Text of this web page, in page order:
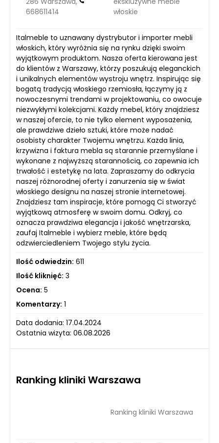
668611414
włoskie
Italmeble to uznawany dystrybutor i importer mebli
włoskich, który wyróżnia się na rynku dzięki swoim
wyjątkowym produktom. Nasza oferta kierowana jest
do klientów z Warszawy, którzy poszukują eleganckich
i unikalnych elementów wystroju wnętrz. Inspirując się
bogatą tradycją włoskiego rzemiosła, łączymy ją z
nowoczesnymi trendami w projektowaniu, co owocuje
niezwykłymi kolekcjami. Każdy mebel, który znajdziesz
w naszej ofercie, to nie tylko element wyposażenia,
ale prawdziwe dzieło sztuki, które może nadać
osobisty charakter Twojemu wnętrzu. Każda linia,
krzywizna i faktura mebla są starannie przemyślane i
wykonane z najwyższą starannością, co zapewnia ich
trwałość i estetykę na lata. Zapraszamy do odkrycia
naszej różnorodnej oferty i zanurzenia się w świat
włoskiego designu na naszej stronie internetowej.
Znajdziesz tam inspiracje, które pomogą Ci stworzyć
wyjątkową atmosferę w swoim domu. Odkryj, co
oznacza prawdziwa elegancja i jakość wnętrzarska,
zaufaj Italmeble i wybierz meble, które będą
odzwierciedleniem Twojego stylu życia.
Ilość odwiedzin: 611
Ilość kliknięć: 3
Ocena: 5
Komentarzy: 1
Data dodania: 17.04.2024
Ostatnia wizyta: 06.08.2026
Ranking kliniki Warszawa
Ranking kliniki Warszawa